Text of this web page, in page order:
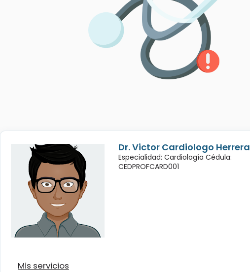
Dr. Victor Cardiologo Herrera
Especialidad: Cardiología Cédula:
CEDPROFCARD001
Mis servicios